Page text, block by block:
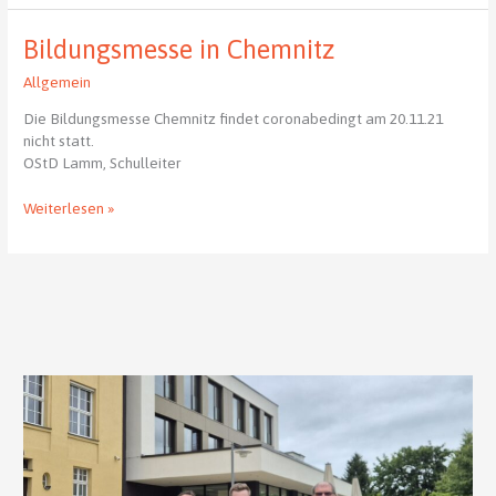
€
letzten
Spendenlauf
Bildungsmesse in Chemnitz
Allgemein
Die Bildungsmesse Chemnitz findet coronabedingt am 20.11.21
nicht statt.
OStD Lamm, Schulleiter
Bildungsmesse
Weiterlesen »